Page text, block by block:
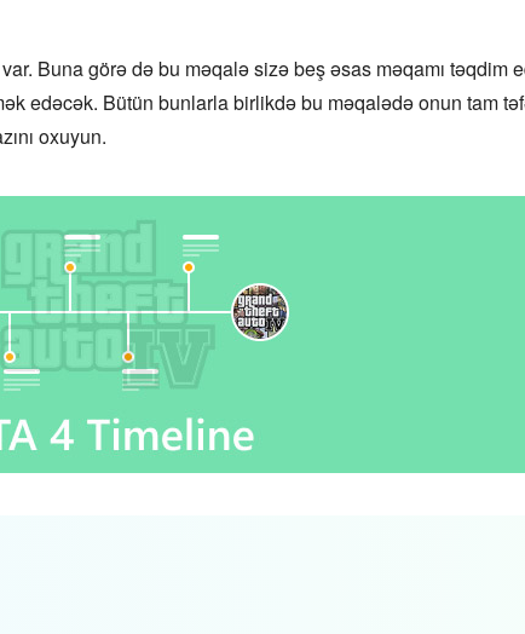
Buna görə də bu məqalə sizə beş əsas məqamı təqdim
edəcək. Bütün bunlarla birlikdə bu məqalədə onun tam
oxuyun.